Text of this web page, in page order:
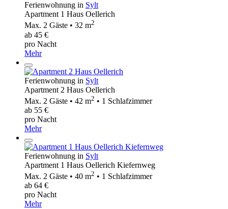
Ferienwohnung in Sylt
Apartment 1 Haus Oellerich
Max. 2 Gäste • 32 m2
ab 45 €
pro Nacht
Mehr
Ferienwohnung in Sylt
Apartment 2 Haus Oellerich
Max. 2 Gäste • 42 m2 • 1 Schlafzimmer
ab 55 €
pro Nacht
Mehr
Ferienwohnung in Sylt
Apartment 1 Haus Oellerich Kiefernweg
Max. 2 Gäste • 40 m2 • 1 Schlafzimmer
ab 64 €
pro Nacht
Mehr